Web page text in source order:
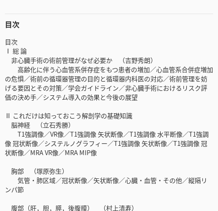
目次
目次
Ⅰ 総 論
非心臓手術の術前管理がなぜ必要か （吉野秀朗）
高齢化に伴う心血管系併存症をもつ患者の増加／心血管系合併症増加
の危惧／術前の循環器管理の目的と循環器内科医の対応／術前管理を妨
げる要因とその対策／学会ガイドライン／非心臓手術におけるリスク評
価の決め手／システム導入の効果と今後の展望
Ⅱ これだけは知っておこう解剖学の基礎知識
脳神経 （立石秀勝）
T1強調像／VR像／T1強調像 矢状断像／T1強調像 水平断像／T1強調
像 冠状断像／システルノグラフィー／T1強調像 矢状断像／T1強調像 冠
状断像／MRA VR像／MRA MIP像
胸部 （塚原弥生）
気管・肺区域／冠状断像／矢状断像／心臓・血管・その他／縦隔リ
ンパ節
腹部（肝，胆，膵，後腹膜） （村上清寿）